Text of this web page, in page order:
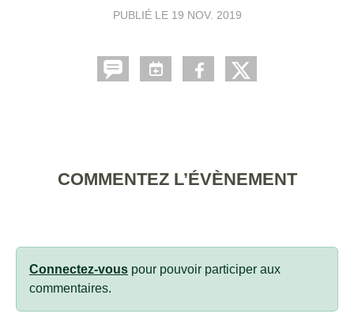
PUBLIÉ LE 19 NOV. 2019
COMMENTEZ L’ÉVÈNEMENT
Connectez-vous pour pouvoir participer aux
commentaires.